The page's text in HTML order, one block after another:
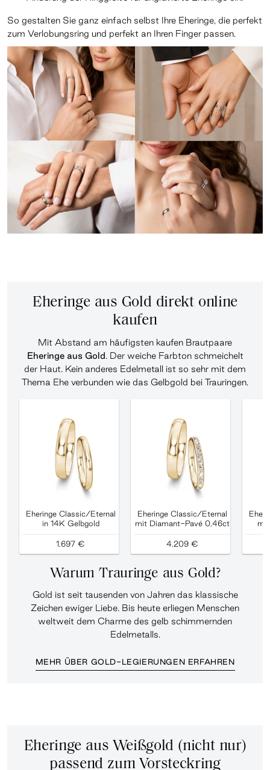
So gestalten Sie ganz einfach selbst Ihre Eheringe, die perfekt
zum Verlobungsring und perfekt an Ihren Finger passen.
Eheringe aus Gold direkt online
kaufen
Mit Abstand am häufigsten kaufen Brautpaare
Eheringe aus Gold. Der weiche Farbton schmeichelt
der Haut. Kein anderes Edelmetall ist so sehr mit dem
Thema Ehe verbunden wie das Gelbgold bei Trauringen.
Eheringe Classic/Eternal
in 14K Gelbgold
1.697 €
Eheringe Classic/Eternal
mit Diamant-Pavé 0,46ct
4.209 €
Warum Trauringe aus Gold?
Gold ist seit tausenden von Jahren das klassische
Zeichen ewiger Liebe. Bis heute erliegen Menschen
weltweit dem Charme des gelb schimmernden
Edelmetalls.
MEHR ÜBER GOLD-LEGIERUNGEN ERFAHREN
Eheringe aus Weißgold (nicht nur)
passend zum Vorsteckring